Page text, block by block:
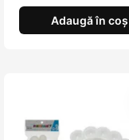
Adaugă în coș